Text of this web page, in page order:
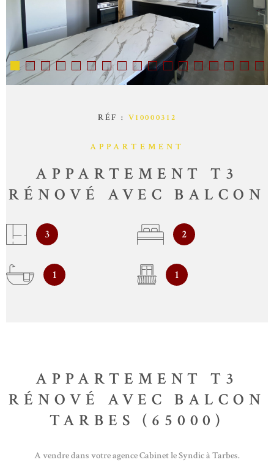
CONTACT
RÉF : V10000312
APPARTEMENT
APPARTEMENT T3
RÉNOVÉ AVEC BALCON
3 2
1 1
APPARTEMENT T3
RÉNOVÉ AVEC BALCON
TARBES (65000)
A vendre dans votre agence Cabinet le Syndic à Tarbes.